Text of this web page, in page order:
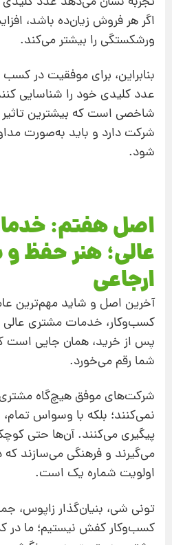
اگر هر فروش زیان‌ده باشد،
ورشکستگی را بیشتر می‌کند.
بنابراین، برای موفقیت در
عدد کلیدی خود را شناسایی
شاخصی است که بیشترین تاثیر
شرکت دارد و باید به‌صورت
شود.
اصل هفتم:
عالی؛ هنر حفظ و
ارجاعی
آخرین اصل و شاید مهم‌ترین
کسب‌وکار، خدمات مشتری
پس از خرید، همان جایی است
شما رقم می‌خورد.
شرکت‌های موفق هیچ‌گاه
نمی‌کنند؛ بلکه با وسواس
پیگیری می‌کنند. آن‌ها حتی
می‌گیرند و فرهنگی می‌سازند
اولویت شماره یک است.
تونی شی، بنیان‌گذار زاپوس،
کسب‌وکار کفش نیستیم؛ ما در